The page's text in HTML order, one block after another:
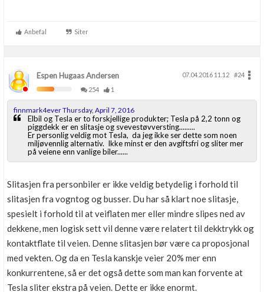
Anbefal Siter
Espen Hugaas Andersen 07.04.2016 11.12
#24
254
1
finnmark4ever Thursday, April 7, 2016
Elbil og Tesla er to forskjellige produkter; Tesla på 2,2 tonn og
piggdekk er en slitasje og svevestøvversting.........
Er personlig veldig mot Tesla, da jeg ikke ser dette som noen
miljøvennlig alternativ. Ikke minst er den avgiftsfri og sliter mer
på veiene enn vanlige biler......
Slitasjen fra personbiler er ikke veldig betydelig i forhold til
slitasjen fra vogntog og busser. Du har så klart noe slitasje,
spesielt i forhold til at veiflaten mer eller mindre slipes ned av
dekkene, men logisk sett vil denne være relatert til dekktrykk og
kontaktflate til veien. Denne slitasjen bør være ca proposjonal
med vekten. Og da en Tesla kanskje veier 20% mer enn
konkurrentene, så er det også dette som man kan forvente at
Tesla sliter ekstra på veien. Dette er ikke enormt.